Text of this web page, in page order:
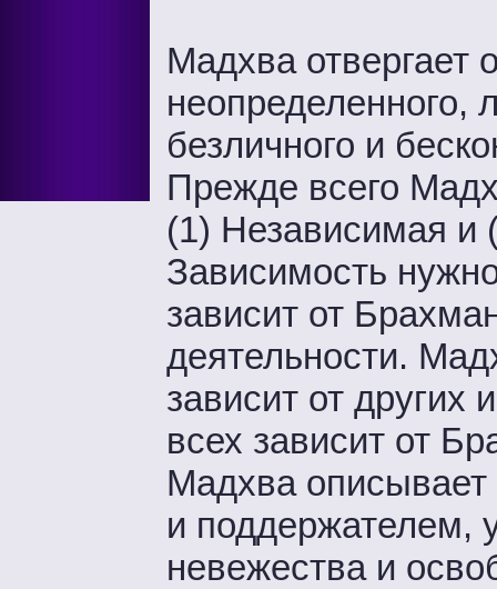
Мадхва отвергает
неопределенного,
безличного и
Прежде всего
(1) Независимая и
Зависимость
зависит от
деятельности.
зависит от других
всех зависит от
Мадхва
и поддержателем,
невежества и